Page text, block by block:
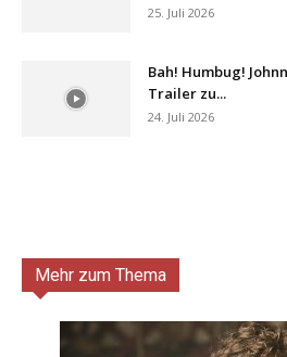
25. Juli 2026
Bah! Humbug!
Trailer zu...
24. Juli 2026
Mehr zum Thema